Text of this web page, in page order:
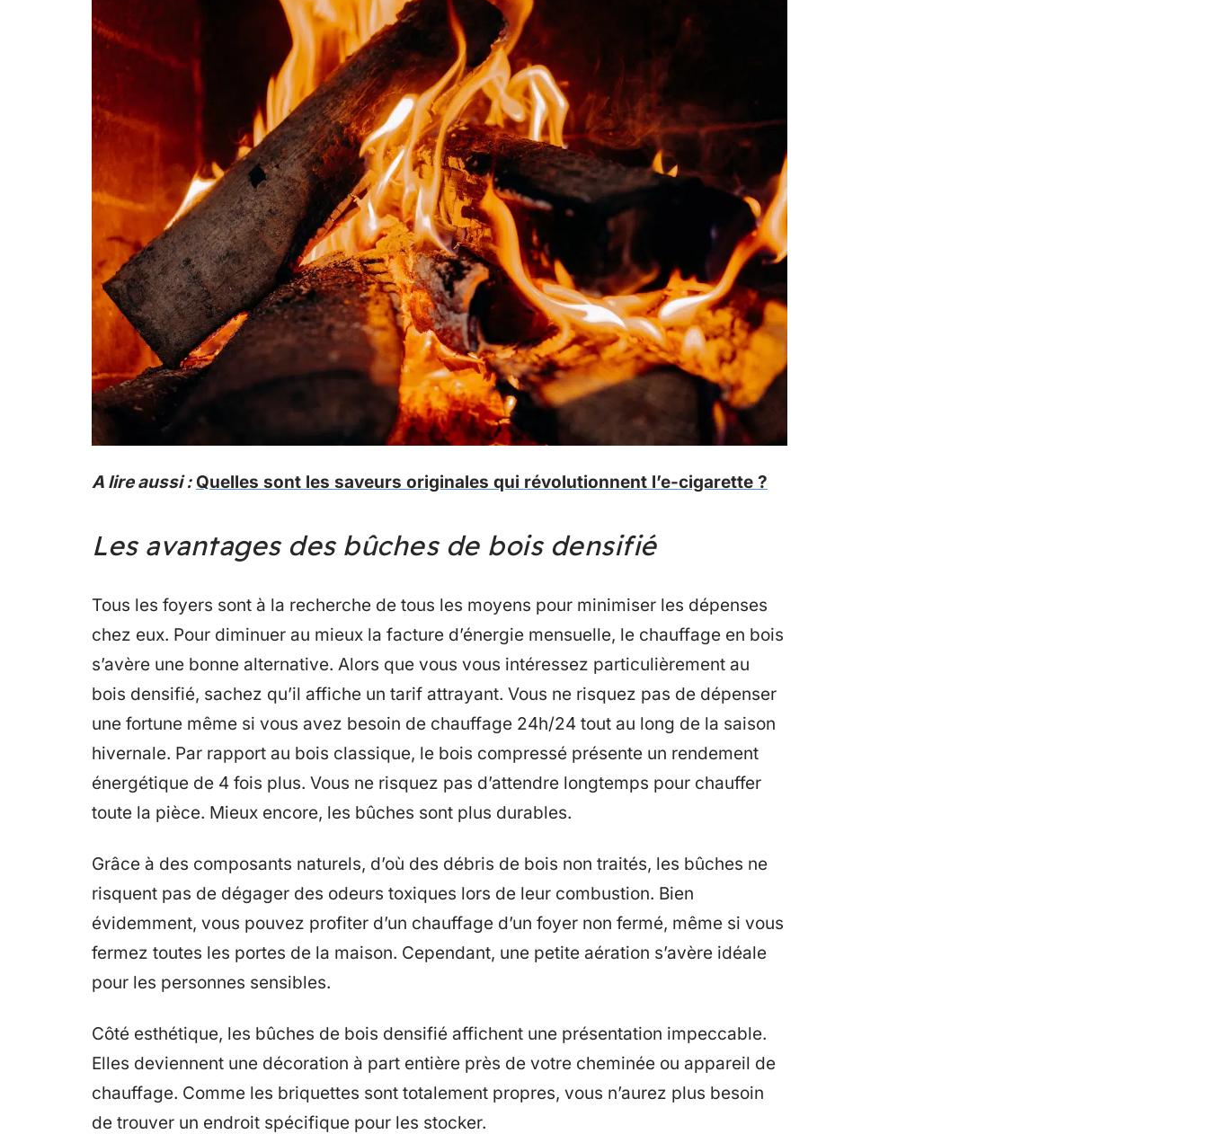
A lire aussi : Quelles sont les saveurs originales qui révolutionnent l’e-cigarette ?
Les avantages des bûches de bois densifié
Tous les foyers sont à la recherche de tous les moyens pour minimiser les dépenses
chez eux. Pour diminuer au mieux la facture d’énergie mensuelle, le chauffage en bois
s’avère une bonne alternative. Alors que vous vous intéressez particulièrement au
bois densifié, sachez qu’il affiche un tarif attrayant. Vous ne risquez pas de dépenser
une fortune même si vous avez besoin de chauffage 24h/24 tout au long de la saison
hivernale. Par rapport au bois classique, le bois compressé présente un rendement
énergétique de 4 fois plus. Vous ne risquez pas d’attendre longtemps pour chauffer
toute la pièce. Mieux encore, les bûches sont plus durables.
Grâce à des composants naturels, d’où des débris de bois non traités, les bûches ne
risquent pas de dégager des odeurs toxiques lors de leur combustion. Bien
évidemment, vous pouvez profiter d’un chauffage d’un foyer non fermé, même si vous
fermez toutes les portes de la maison. Cependant, une petite aération s’avère idéale
pour les personnes sensibles.
Côté esthétique, les bûches de bois densifié affichent une présentation impeccable.
Elles deviennent une décoration à part entière près de votre cheminée ou appareil de
chauffage. Comme les briquettes sont totalement propres, vous n’aurez plus besoin
de trouver un endroit spécifique pour les stocker.